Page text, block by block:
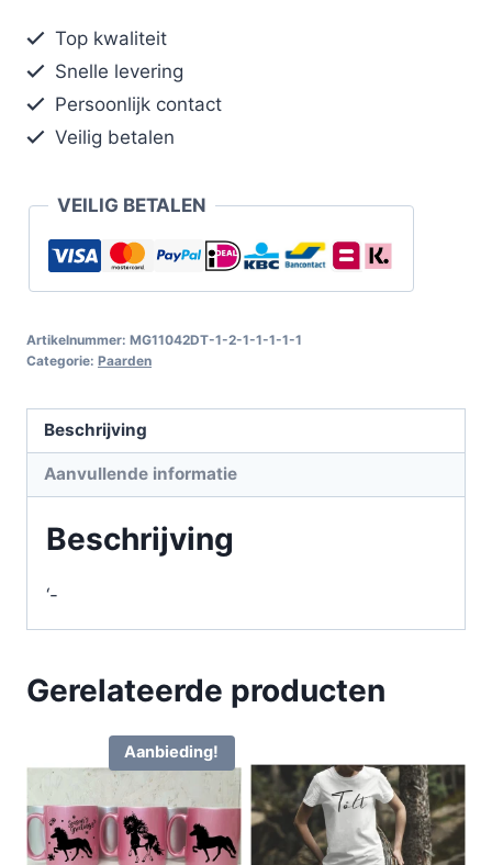
Top kwaliteit
Snelle levering
Persoonlijk contact
Veilig betalen
VEILIG BETALEN
Artikelnummer: MG11042DT-1-2-1-1-1-1-1
Categorie: Paarden
Beschrijving
Aanvullende informatie
Beschrijving
‘-
Gerelateerde producten
Aanbieding!